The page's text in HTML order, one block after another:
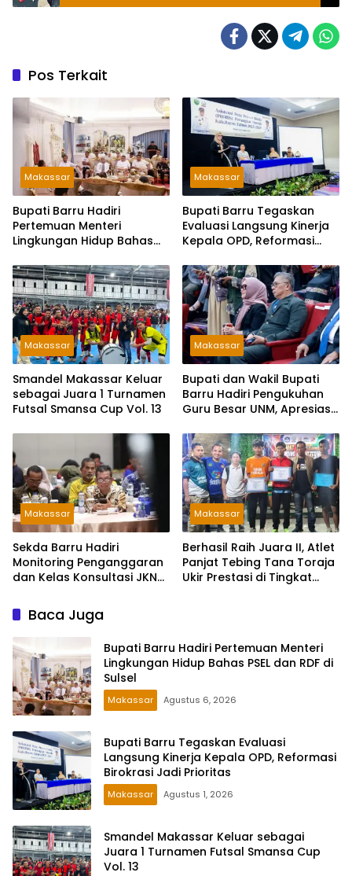
Pos Terkait
Makassar
Bupati Barru Hadiri
Pertemuan Menteri
Lingkungan Hidup Bahas
Makassar
Bupati Barru Tegaskan
Evaluasi Langsung Kinerja
Kepala OPD, Reformasi
Makassar
Smandel Makassar Keluar
sebagai Juara 1 Turnamen
Futsal Smansa Cup Vol. 13
Makassar
Bupati dan Wakil Bupati
Barru Hadiri Pengukuhan
Guru Besar UNM, Apresiasi
Hasan
Makassar
Sekda Barru Hadiri
Monitoring Penganggaran
dan Kelas Konsultasi JKN
Kesehatan di Makassar
Makassar
Berhasil Raih Juara II, Atlet
Panjat Tebing Tana Toraja
Ukir Prestasi di Tingkat
Baca Juga
Bupati Barru Hadiri Pertemuan Menteri
Lingkungan Hidup Bahas PSEL dan RDF di
Sulsel
Makassar Agustus 6, 2026
Bupati Barru Tegaskan Evaluasi
Langsung Kinerja Kepala OPD, Reformasi
Birokrasi Jadi Prioritas
Makassar Agustus 1, 2026
Smandel Makassar Keluar sebagai
Juara 1 Turnamen Futsal Smansa Cup
Vol. 13